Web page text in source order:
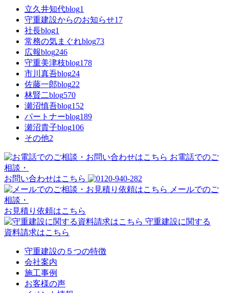
立久井知代blog1
守重建設からのお知らせ17
社長blog1
常務の気まぐれblog73
広報blog246
守重美津枝blog178
市川真吾blog24
佐藤一郎blog22
林賢二blog570
瀬沼慎吾blog152
パートナーblog189
瀬沼貴子blog106
その他2
お電話でのご
相談・
お問い合わせはこちら
メールでのご
相談・
お見積り依頼はこちら
守重建設に関する
資料請求はこちら
守重建設の５つの特徴
会社案内
施工事例
お客様の声